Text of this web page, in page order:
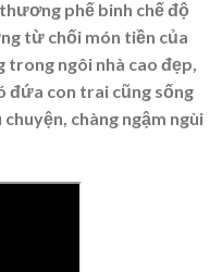
phế binh chế độ
từ chối món tiền của
trong ngôi nhà cao đẹp,
đứa con trai cũng sống
chàng ngậm ngùi